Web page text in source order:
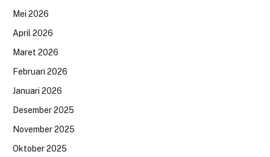
Mei 2026
April 2026
Maret 2026
Februari 2026
Januari 2026
Desember 2025
November 2025
Oktober 2025